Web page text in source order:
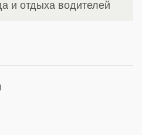
и отдыха водителей